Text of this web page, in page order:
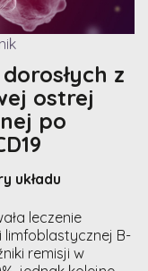
z
ostrej
po
układu
leczenie
B-
remisji w